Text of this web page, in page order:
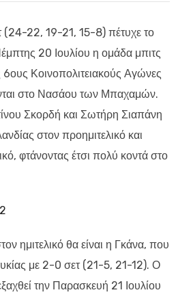
(24-22, 19-21, 15-8) πέτυχε το
20 Ιουλίου η ομάδα μπιτς
Κοινοπολιτειακούς Αγώνες
στο Νασάου των Μπαχαμών.
Σκορδή και Σωτήρη Σιαπάνη
στον προημιτελικό και
φτάνοντας έτσι πολύ κοντά στο
ημιτελικό θα είναι η Γκάνα, που
με 2-0 σετ (21-5, 21-12). Ο
την Παρασκευή 21 Ιουλίου